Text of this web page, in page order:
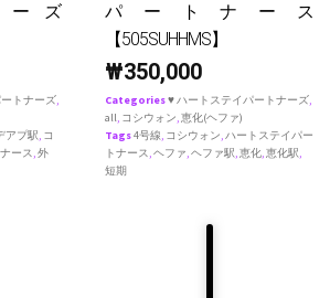
ズ
トナーズ,
アプ駅, コ
ース,外
パートナース
【505SUHHMS】
₩350,000
Categories♥ ハートステイパートナーズ,
all, コシウォン,恵化(ヘファ)
Tags4号線, コシウォン,ハートステイパー
トナース,ヘファ,ヘファ駅,恵化,恵化駅,
短期